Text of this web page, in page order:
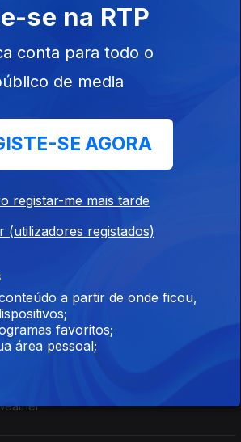
em Handel com 'Joy to the
celebrado em "Joy to the World" num
grava o álbum "The Magic of
conhecido como
e direção de Ralph Carmichael.
se na RTP
conta para todo o
de media
SE AGORA
registar-me mais tarde
(utilizadores registados)
a partir de onde ficou,
favoritos;
área pessoal;